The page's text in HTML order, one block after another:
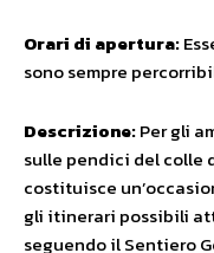
Orari di apertura:
sono sempre
Descrizione:Per gli
sulle pendici del colle
costituisce
gli itinerari possibili
seguendo il Sentiero